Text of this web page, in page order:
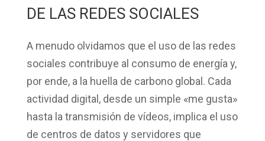
DE LAS REDES SOCIALES
A menudo olvidamos que el uso de las redes
sociales contribuye al consumo de energía y,
por ende, a la huella de carbono global. Cada
actividad digital, desde un simple «me gusta»
hasta la transmisión de vídeos, implica el uso
de centros de datos y servidores que